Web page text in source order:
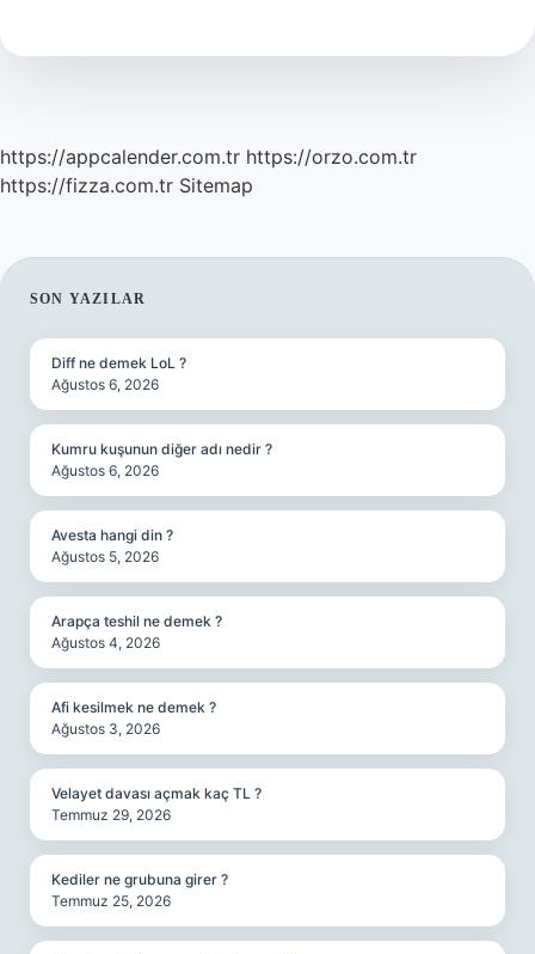
https://appcalender.com.tr https://orzo.com.tr
https://fizza.com.tr Sitemap
SIDEBAR
SON YAZILAR
Diff ne demek LoL ?
Ağustos 6, 2026
Kumru kuşunun diğer adı nedir ?
Ağustos 6, 2026
Avesta hangi din ?
Ağustos 5, 2026
Arapça teshil ne demek ?
Ağustos 4, 2026
Afi kesilmek ne demek ?
Ağustos 3, 2026
Velayet davası açmak kaç TL ?
Temmuz 29, 2026
Kediler ne grubuna girer ?
Temmuz 25, 2026